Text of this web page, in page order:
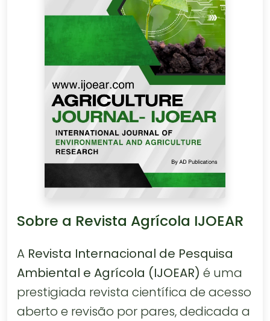
Sobre a Revista Agrícola IJOEAR
A Revista Internacional de Pesquisa
Ambiental e Agrícola (IJOEAR) é uma
prestigiada revista científica de acesso
aberto e revisão por pares, dedicada a